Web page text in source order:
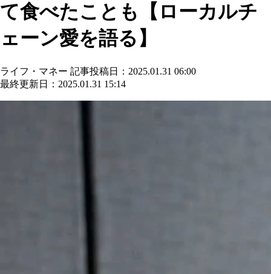
て食べたことも【ローカルチ
ェーン愛を語る】
ライフ・マネー 記事投稿日：2025.01.31 06:00
最終更新日：2025.01.31 15:14